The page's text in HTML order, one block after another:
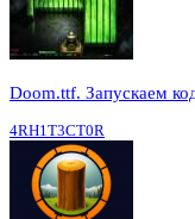
Doom.ttf. Запускаем
4RH1T3CT0R